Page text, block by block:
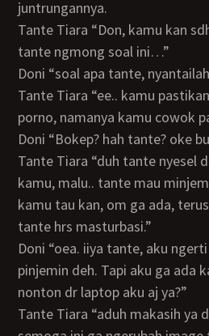
juntrungannya.
Tante Tiara “Don, kamu kan sdh dewasa, makanya
tante ngmong soal ini…”
Doni “soal apa tante,
Tante Tiara “ee.. kamu pastikan punya koleksi film
porno, namanya kamu cowok
Doni “Bokep? hah tante? oke
Tante Tiara “duh tante nyesel deh ngomong gini ke
kamu, malu.. tante mau
kamu tau kan, om ga ada,
tante hrs masturbasi.”
Doni “oea. iiya tante, aku ngerti kok. nanti aku
pinjemin deh. Tapi aku ga ada
nonton dr laptop aku aj ya?”
Tante Tiara “aduh makasih ya don, kamu ngerti,